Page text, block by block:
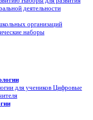
деятельности
организаций
наборы
для учеников Цифровые